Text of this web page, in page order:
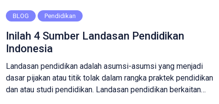
BLOG Pendidikan
Inilah 4 Sumber Landasan Pendidikan
Indonesia
Landasan pendidikan adalah asumsi-asumsi yang menjadi
dasar pijakan atau titik tolak dalam rangka praktek pendidikan
dan atau studi pendidikan. Landasan pendidikan berkaitan